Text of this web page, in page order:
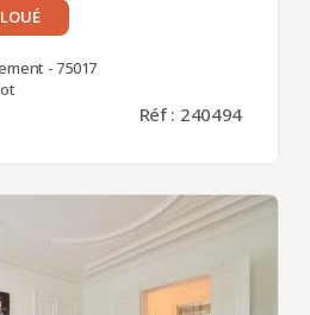
- 75017
Réf : 240494